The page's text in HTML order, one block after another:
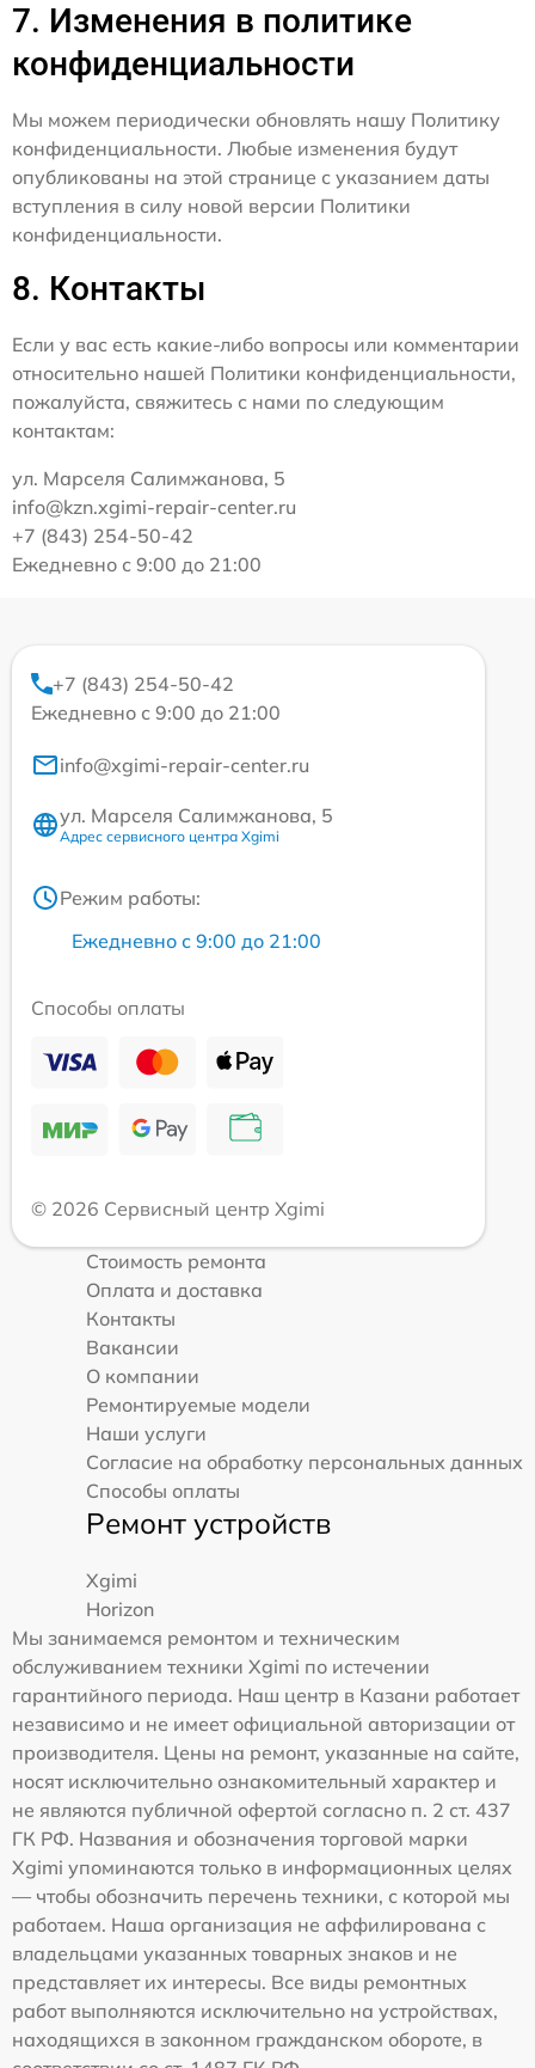
7. Изменения в политике
конфиденциальности
Мы можем периодически обновлять нашу Политику
конфиденциальности. Любые изменения будут
опубликованы на этой странице с указанием даты
вступления в силу новой версии Политики
конфиденциальности.
8. Контакты
Если у вас есть какие-либо вопросы или комментарии
относительно нашей Политики конфиденциальности,
пожалуйста, свяжитесь с нами по следующим
контактам:
ул. Марселя Салимжанова, 5
info@kzn.xgimi-repair-center.ru
+7 (843) 254-50-42
Ежедневно с 9:00 до 21:00
+7 (843) 254-50-42
Ежедневно с 9:00 до 21:00
info@xgimi-repair-center.ru
ул. Марселя Салимжанова, 5
Адрес сервисного центра Xgimi
Режим работы:
Ежедневно с 9:00 до 21:00
Способы оплаты
© 2026 Сервисный центр Xgimi
Стоимость ремонта
Оплата и доставка
Контакты
Вакансии
О компании
Ремонтируемые модели
Наши услуги
Согласие на обработку персональных данных
Способы оплаты
Ремонт устройств
Xgimi
Horizon
Мы занимаемся ремонтом и техническим
обслуживанием техники Xgimi по истечении
гарантийного периода. Наш центр в Казани работает
независимо и не имеет официальной авторизации от
производителя. Цены на ремонт, указанные на сайте,
носят исключительно ознакомительный характер и
не являются публичной офертой согласно п. 2 ст. 437
ГК РФ. Названия и обозначения торговой марки
Xgimi упоминаются только в информационных целях
— чтобы обозначить перечень техники, с которой мы
работаем. Наша организация не аффилирована с
владельцами указанных товарных знаков и не
представляет их интересы. Все виды ремонтных
работ выполняются исключительно на устройствах,
находящихся в законном гражданском обороте, в